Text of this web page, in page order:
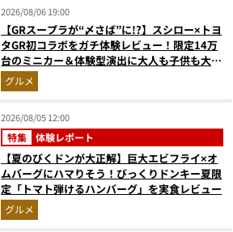
2026/08/06 19:00
【GRスープラが“〆さば”に!?】スシロー×トヨ
タGR初コラボをガチ体験レビュー！限定14万
台のミニカー＆体験型演出に大人も子供も大興
奮間違いなし
グルメ
2026/08/05 12:00
特集 体験レポート
【夏のびくドンが大正解】巨大エビフライ×オ
ムバーグにハマりそう！びっくりドンキー夏限
定「トマト弾けるハンバーグ」を実食レビュー
グルメ